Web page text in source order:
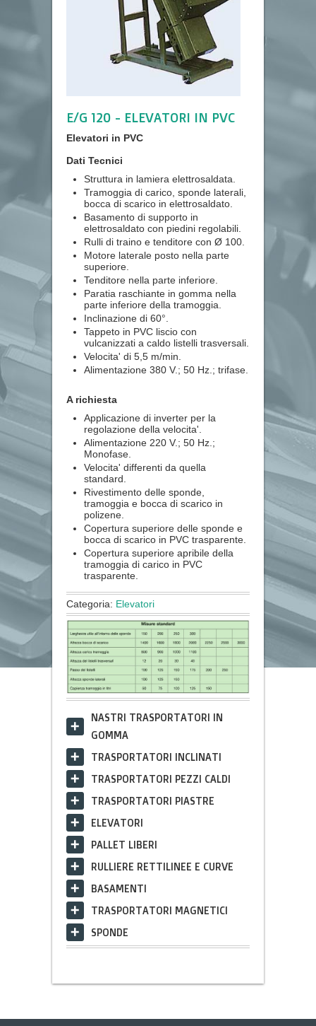
E/G 120 - ELEVATORI IN PVC
Elevatori in PVC
Dati Tecnici
Struttura in lamiera elettrosaldata.
Tramoggia di carico, sponde laterali,
bocca di scarico in elettrosaldato.
Basamento di supporto in
elettrosaldato con piedini regolabili.
Rulli di traino e tenditore con Ø 100.
Motore laterale posto nella parte
superiore.
Tenditore nella parte inferiore.
Paratia raschiante in gomma nella
parte inferiore della tramoggia.
Inclinazione di 60°.
Tappeto in PVC liscio con
vulcanizzati a caldo listelli trasversali.
Velocita' di 5,5 m/min.
Alimentazione 380 V.; 50 Hz.; trifase.
A richiesta
Applicazione di inverter per la
regolazione della velocita'.
Alimentazione 220 V.; 50 Hz.;
Monofase.
Velocita' differenti da quella
standard.
Rivestimento delle sponde,
tramoggia e bocca di scarico in
polizene.
Copertura superiore delle sponde e
bocca di scarico in PVC trasparente.
Copertura superiore apribile della
tramoggia di carico in PVC
trasparente.
Categoria: Elevatori
NASTRI TRASPORTATORI IN
GOMMA
TRASPORTATORI INCLINATI
TRASPORTATORI PEZZI CALDI
TRASPORTATORI PIASTRE
ELEVATORI
PALLET LIBERI
RULLIERE RETTILINEE E CURVE
BASAMENTI
TRASPORTATORI MAGNETICI
SPONDE